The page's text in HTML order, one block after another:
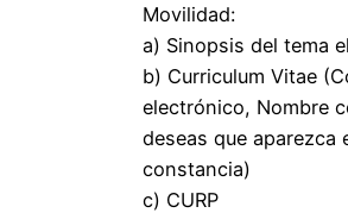
Movilidad:
a) Sinopsis del tema
b) Curriculum Vitae
electrónico, Nombre
deseas que aparezca
constancia)
c) CURP